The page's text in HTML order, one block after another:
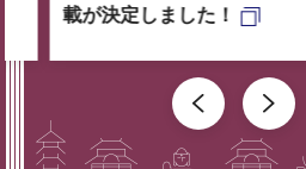
載が決定しました！